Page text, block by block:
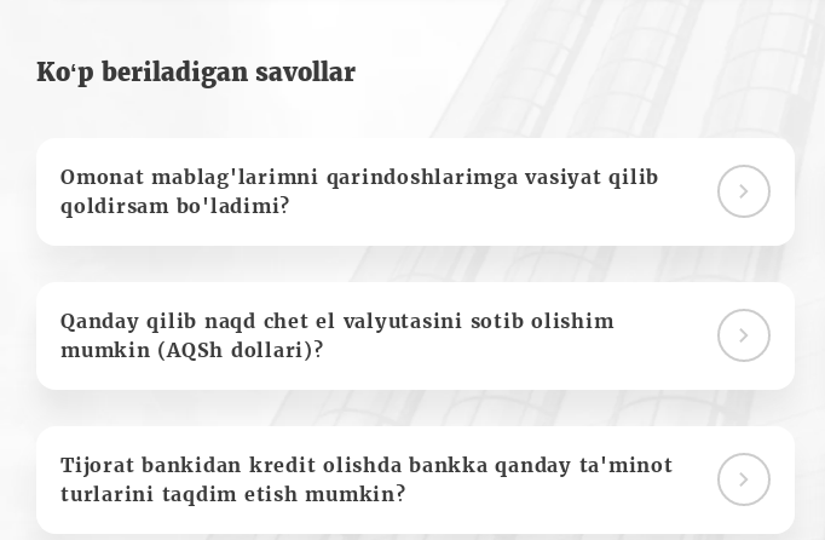
Ko‘p beriladigan savollar
Omonat mablag'larimni qarindoshlarimga vasiyat qilib
qoldirsam bo'ladimi?
Qanday qilib naqd chet el valyutasini sotib olishim
mumkin (AQSh dollari)?
Tijorat bankidan kredit olishda bankka qanday ta'minot
turlarini taqdim etish mumkin?